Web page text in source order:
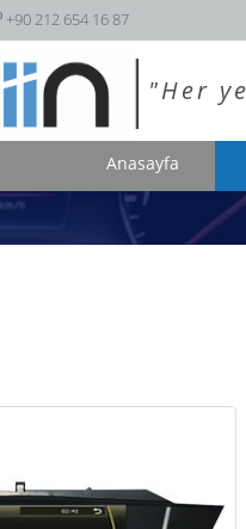
+90 212 654 16 87
"Her
Anasayfa